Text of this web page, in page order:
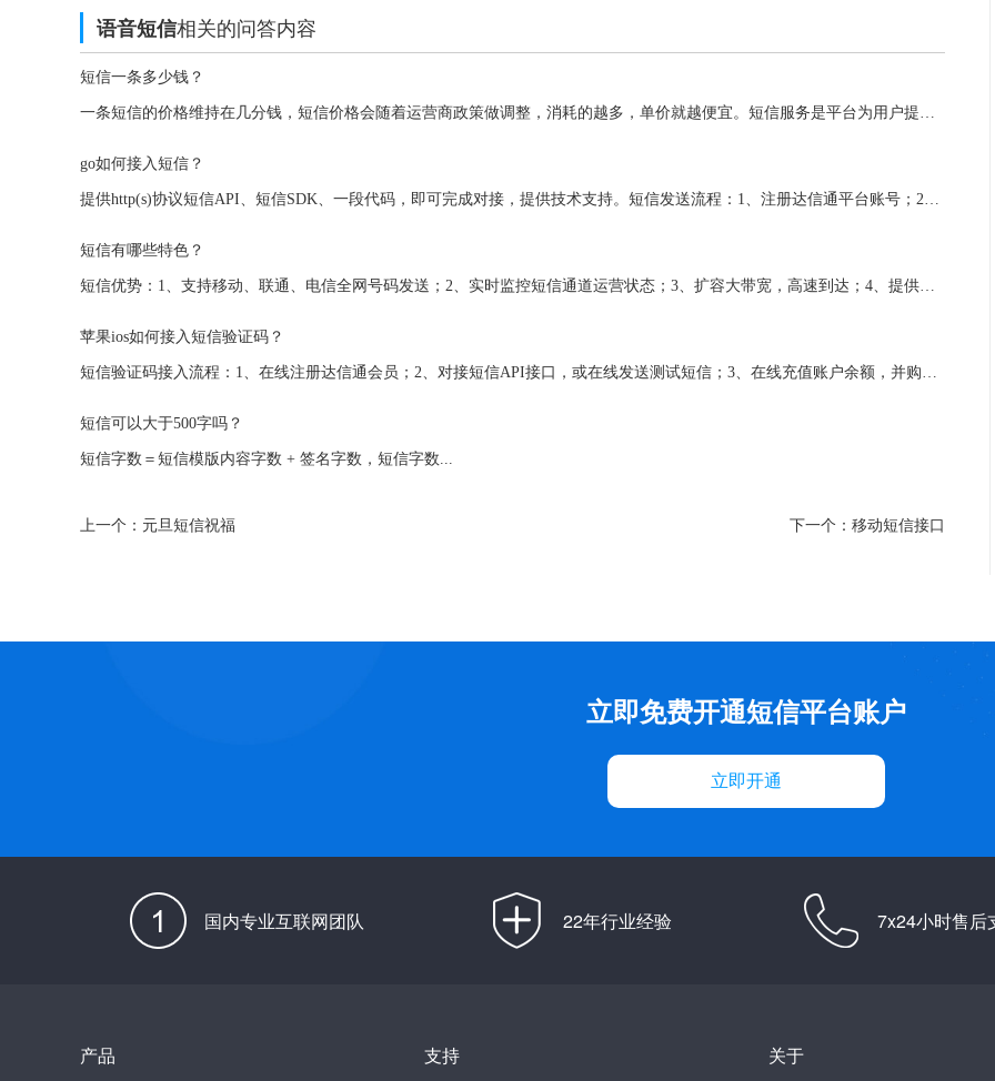
语音短信相关的问答内容
短信一条多少钱？
一条短信的价格维持在几分钱，短信价格会随着运营商政策做调整，消耗的越多，单价就越便宜。短信服务是平台为用户提供的一种通信服务的能力。短信可发送验证码短信、通知类短信、和营销推广短信。...
go如何接入短信？
提供http(s)协议短信API、短信SDK、一段代码，即可完成对接，提供技术支持。短信发送流程：1、注册达信通平台账号；2、平台提供短信API和SDK包，方便开发者进行接入；3、在线充值账户余额，并购买短信套餐；4、添...
短信有哪些特色？
短信优势：1、支持移动、联通、电信全网号码发送；2、实时监控短信通道运营状态；3、扩容大带宽，高速到达；4、提供各种环境的短信接口；5、7*24小时运维服务；6、按需付费，费用低廉。短信目前支持提供实时的发送记录查询、分...
苹果ios如何接入短信验证码？
短信验证码接入流程：1、在线注册达信通会员；2、对接短信API接口，或在线发送测试短信；3、在线充值账户余额，并购买短信套餐；4、报备个性化的短信签名及短信模板。验证码短信应用场景：忘记密码、账号注册；短信通知应用场景：...
短信可以大于500字吗？
短信字数＝短信模版内容字数 + 签名字数，短信字数...
上一个：元旦短信祝福 下一个：移动短信接口
立即免费开通短信平台账户
立即开通
国内专业互联网团队 22年行业经验 7x24小时售后
产品 支持 关于